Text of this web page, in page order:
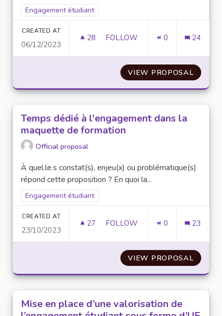
Filter results for scope: Engagement étudiant
Engagement étudiant
CREATED AT
06/12/2023
28 28 FOLLOWERS
FOLLOW 0 24
VIEW PROPOSAL
Temps dédié à l'engagement dans la
maquette de formation
Official proposal
À quel.le.s constat(s), enjeu(x) ou problématique(s)
répond cette proposition ? En quoi la...
Filter results for scope: Engagement étudiant
Engagement étudiant
CREATED AT
23/10/2023
27 27 FOLLOWERS
FOLLOW 0 23
VIEW PROPOSAL
Mise en place d’une valorisation de